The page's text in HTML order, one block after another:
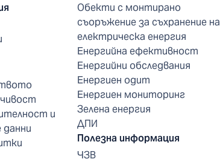
и
Обекти с монтирано
съоръжение за съхранение на
електрическа енергия
Енергийна ефективност
Енергийни обследвания
Енергиен одит
Енергиен мониторинг
Зелена енергия
ДПИ
Полезна информация
ЧЗВ